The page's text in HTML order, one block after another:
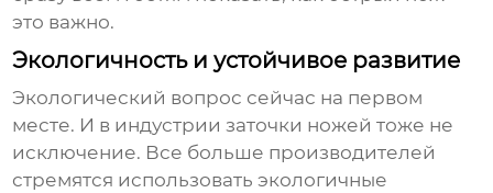
это важно.
Экологичность и устойчивое развитие
Экологический вопрос сейчас на первом
месте. И в индустрии заточки ножей тоже не
исключение. Все больше производителей
стремятся использовать экологичные